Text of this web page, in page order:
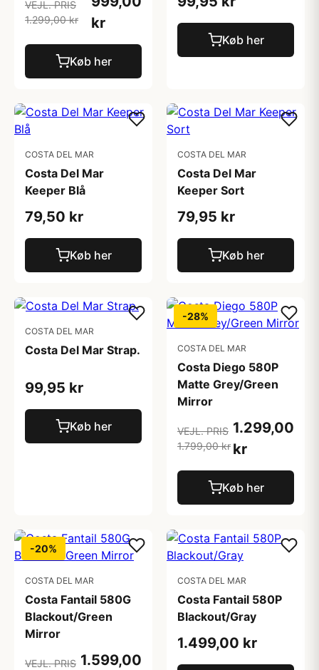
VEJL. PRIS
1.299,00 kr
kr
Køb her
Køb her
COSTA DEL MAR
Costa Del Mar
Keeper Blå
79,50 kr
Køb her
COSTA DEL MAR
Costa Del Mar
Keeper Sort
79,95 kr
Køb her
COSTA DEL MAR
Costa Del Mar Strap.
99,95 kr
Køb her
-28%
COSTA DEL MAR
Costa Diego 580P
Matte Grey/Green
Mirror
VEJL. PRIS
1.799,00 kr
1.299,00
kr
Køb her
-20%
COSTA DEL MAR
Costa Fantail 580G
Blackout/Green
Mirror
VEJL. PRIS 1.599,00
COSTA DEL MAR
Costa Fantail 580P
Blackout/Gray
1.499,00 kr